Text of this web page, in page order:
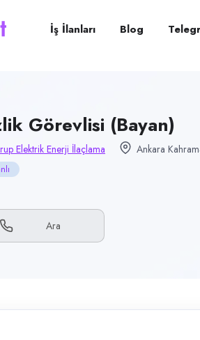
İş İlanları Blog
Görevlisi (Bayan)
Elektrik Enerji İlaçlama Ankara
Ara